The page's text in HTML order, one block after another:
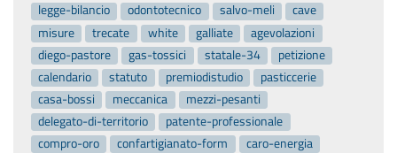
legge-bilancio
odontotecnico salvo-meli
cave
misure
trecate white galliate
agevolazioni
diego-pastore
gas-tossici statale-34
petizione
calendario
statuto premiodistudio
pasticcerie
casa-bossi
meccanica
mezzi-pesanti
delegato-di-territorio
patente-professionale
compro-oro
confartigianato-form
caro-energia